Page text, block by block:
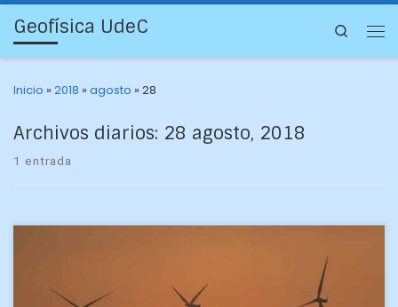
Geofísica UdeC Search
Inicio »2018 »agosto »28
Archivos diarios: 28 agosto, 2018
1 entrada